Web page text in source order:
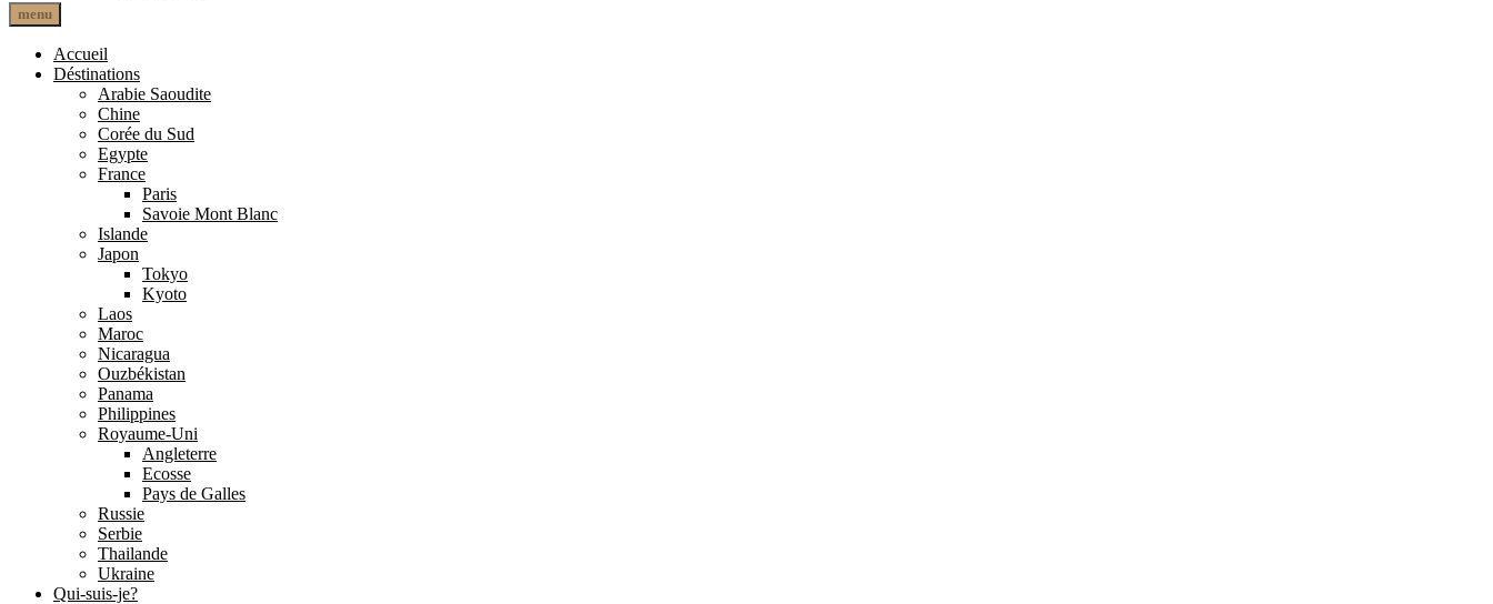
The Other Paths
Une autre route
open
search
form
close
search
form
menu
Accueil
Déstinations
Arabie Saoudite
Chine
Corée du Sud
Egypte
France
Paris
Savoie Mont Blanc
Islande
Japon
Tokyo
Kyoto
Laos
Maroc
Nicaragua
Ouzbékistan
Panama
Philippines
Royaume-Uni
Angleterre
Ecosse
Pays de Galles
Russie
Serbie
Thailande
Ukraine
Qui-suis-je?